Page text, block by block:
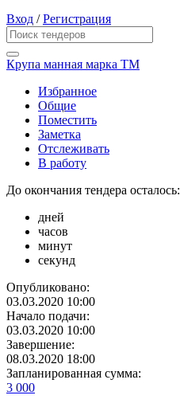
Вход /Регистрация
Крупа манная марка ТМ
Избранное
Общие
Поместить
Заметка
Отслеживать
В работу
До окончания тендера осталось:
дней
часов
минут
секунд
Опубликовано:
03.03.2020 10:00
Начало подачи:
03.03.2020 10:00
Завершение:
08.03.2020 18:00
Запланированная сумма:
3 000